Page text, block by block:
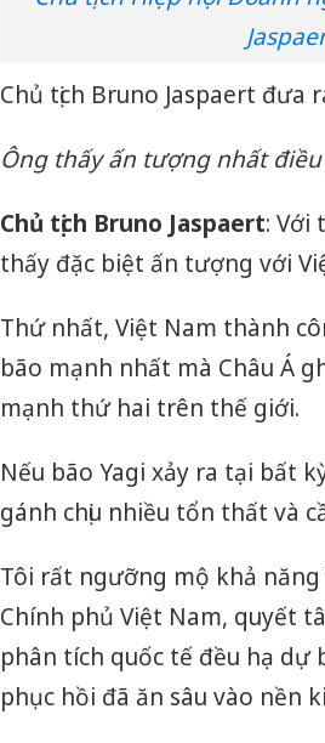
Chủ tịch Bruno Jaspaert
Ông thấy ấn tượng nhất điều
Chủ tịch Bruno Jaspaert: Với
thấy đặc biệt ấn tượng với
Thứ nhất, Việt Nam thành
bão mạnh nhất mà Châu Á
mạnh thứ hai trên thế giới.
Nếu bão Yagi xảy ra tại bất
gánh chịu nhiều tổn thất và
Tôi rất ngưỡng mộ khả
Chính phủ Việt Nam, quyết
phân tích quốc tế đều hạ
phục hồi đã ăn sâu vào nền